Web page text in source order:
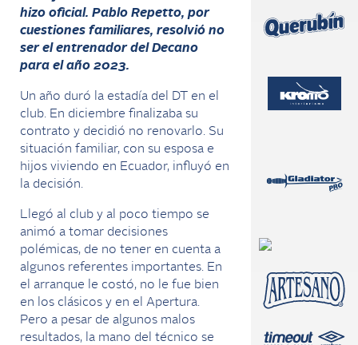
hizo oficial. Pablo Repetto, por
cuestiones familiares, resolvió no
ser el entrenador del Decano
para el año 2023.
Un año duró la estadía del DT en el
club. En diciembre finalizaba su
contrato y decidió no renovarlo. Su
situación familiar, con su esposa e
hijos viviendo en Ecuador, influyó en
la decisión.
Llegó al club y al poco tiempo se
animó a tomar decisiones
polémicas, de no tener en cuenta a
algunos referentes importantes. En
el arranque le costó, no le fue bien
en los clásicos y en el Apertura.
Pero a pesar de algunos malos
resultados, la mano del técnico se